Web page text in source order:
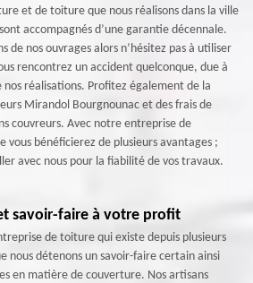
et de toiture que nous réalisons dans la ville
accompagnés d’une garantie décennale.
de nos ouvrages alors n’hésitez pas à utiliser
rencontrez un accident quelconque, due à
réalisations. Profitez également de la
Mirandol Bourgnounac et des frais de
couvreurs. Avec notre entreprise de
bénéficierez de plusieurs avantages ;
avec nous pour la fiabilité de vos travaux.
savoir-faire à votre profit
de toiture qui existe depuis plusieurs
nous détenons un savoir-faire certain ainsi
en matière de couverture. Nos artisans